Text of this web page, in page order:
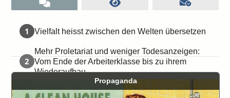
1 Vielfalt heisst zwischen den Welten übersetzen
2
Mehr Proletariat und weniger Todesanzeigen:
Vom Ende der Arbeiterklasse bis zu ihrem
Wiederaufbau
3 Interview mit Markus “Punky” Kenner
Propaganda